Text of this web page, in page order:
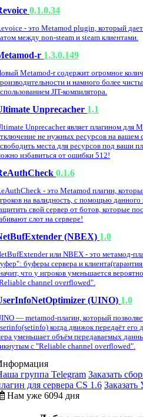
0.1.0.34
- это Metamod plugin, который
между non-steam и steam клиентами.
r 1.3.0.149
Metamod-r содержит огромное
и намного более
JIT-компилятора.
Unprecacher 1.1
Unprecacher являет плагином для
не нужных ресурсов на вашем
места для ресурсов под ваши
избавиться от ошибки 512!
0.1.6
- это Metamod плагин,
на валидность, с помощью
свой сервер от ботов, которые
слот на сервере!
(NBEX) 1.0
или NBEX - это метамод-
буферы сервера и
что у игроков уменьшается
channel overflowed".
(UINO) 1.0
— metamod-плагин, который
когда движок передаёт его
уменьшает объём передаваемых
с "Reliable channel overflowed".
группа Telegram Заказать
для сервера CS 1.6 Заказать
Нам уже 6094 дня